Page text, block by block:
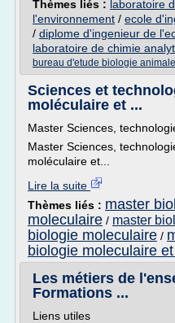
Thèmes liés : laboratoire
l'environnement / ecole
/ diplome d'ingenieur de
laboratoire de chimie
bureau d'etude biologie animale
Sciences et
moléculaire et ...
Master Sciences,
Master Sciences,
moléculaire et...
Lire la suite
Thèmes liés : master
moleculaire / master
biologie moleculaire /
biologie moleculaire
Les métiers de
Formations ...
Liens utiles